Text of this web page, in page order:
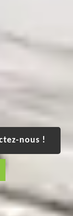
nous !